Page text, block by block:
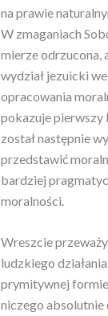
na prawie
W zmaganiach
mierze odrzucona,
wydział jezuicki
opracowania
pokazuje pierwszy
został następnie
przedstawić
bardziej
moralności.
Wreszcie
ludzkiego
prymitywnej
niczego absolutnie